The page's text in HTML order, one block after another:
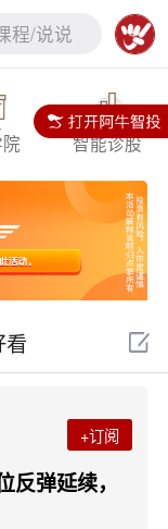
程/说说
智能诊股
看 7x24
+订阅
反弹延续，